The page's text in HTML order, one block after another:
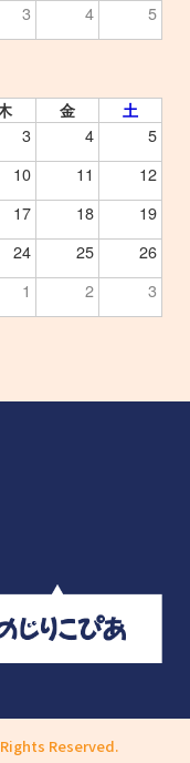
3 4 5
金 土
3 4
5
10 11
12
17 18
19
24 25
26
1 2 3
Reserved.